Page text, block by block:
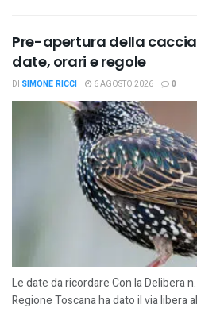
Pre-apertura della
date, orari e regole
DI SIMONE RICCI 6 AGOSTO 2026 0
Le date da ricordare Con la Delibera
Regione Toscana ha dato il via libera